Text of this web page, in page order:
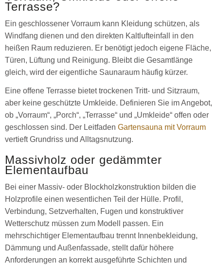
Terrasse?
Ein geschlossener Vorraum kann Kleidung schützen, als
Windfang dienen und den direkten Kaltlufteinfall in den
heißen Raum reduzieren. Er benötigt jedoch eigene Fläche,
Türen, Lüftung und Reinigung. Bleibt die Gesamtlänge
gleich, wird der eigentliche Saunaraum häufig kürzer.
Eine offene Terrasse bietet trockenen Tritt- und Sitzraum,
aber keine geschützte Umkleide. Definieren Sie im Angebot,
ob „Vorraum“, „Porch“, „Terrasse“ und „Umkleide“ offen oder
geschlossen sind. Der Leitfaden Gartensauna mit Vorraum
vertieft Grundriss und Alltagsnutzung.
Massivholz oder gedämmter
Elementaufbau
Bei einer Massiv- oder Blockholzkonstruktion bilden die
Holzprofile einen wesentlichen Teil der Hülle. Profil,
Verbindung, Setzverhalten, Fugen und konstruktiver
Wetterschutz müssen zum Modell passen. Ein
mehrschichtiger Elementaufbau trennt Innenbekleidung,
Dämmung und Außenfassade, stellt dafür höhere
Anforderungen an korrekt ausgeführte Schichten und